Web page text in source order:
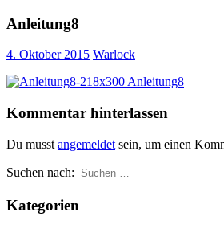
Anleitung8
4. Oktober 2015 Warlock
Kommentar hinterlassen
Du musst angemeldet sein, um einen
Suchen nach:
Kategorien